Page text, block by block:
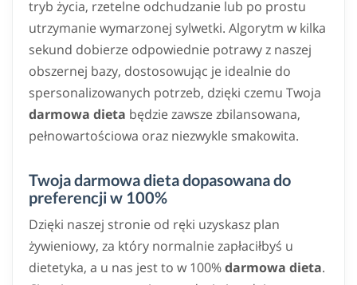
tryb życia, rzetelne odchudzanie lub po prostu
utrzymanie wymarzonej sylwetki. Algorytm w kilka
sekund dobierze odpowiednie potrawy z naszej
obszernej bazy, dostosowując je idealnie do
spersonalizowanych potrzeb, dzięki czemu Twoja
darmowa dieta będzie zawsze zbilansowana,
pełnowartościowa oraz niezwykle smakowita.
Twoja darmowa dieta dopasowana do
preferencji w 100%
Dzięki naszej stronie od ręki uzyskasz plan
żywieniowy, za który normalnie zapłaciłbyś u
dietetyka, a u nas jest to w 100%darmowa dieta.